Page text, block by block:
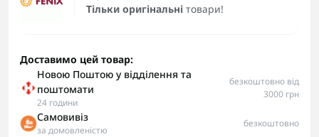
Тільки оригінальні товари!
Доставимо цей товар:
Новою Поштою у відділення та
поштомати
24 години
безкоштовно від
3000 грн
Самовивіз
за домовленістю
безкоштовно